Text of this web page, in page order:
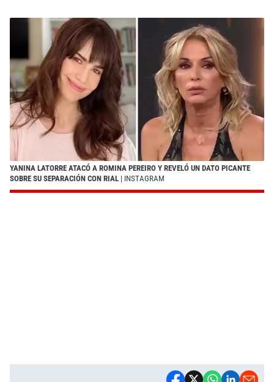
YANINA LATORRE ATACÓ A ROMINA PEREIRO Y REVELÓ UN DATO PICANTE
SOBRE SU SEPARACIÓN CON RIAL | INSTAGRAM